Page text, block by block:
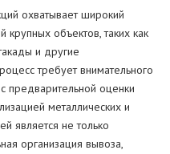
охватывает широкий
крупных объектов, таких как
и другие
требует внимательного
предварительной оценки
металлических и
является не только
организация вывоза,